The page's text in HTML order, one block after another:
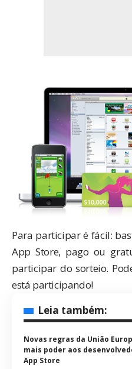
Para participar é fácil:
App Store, pago ou
participar do sorteio.
está participando!
Leia também:
Novas regras da União
mais poder aos
App Store